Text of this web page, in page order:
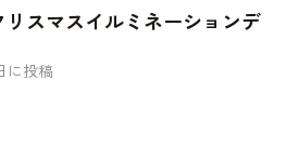
リスマスイルミネーションデ
に投稿